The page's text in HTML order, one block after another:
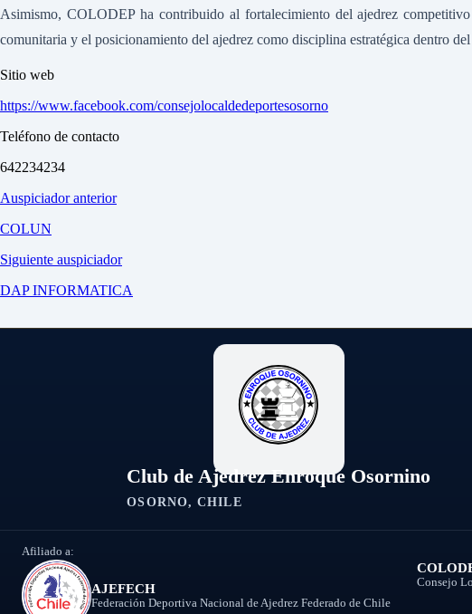
Asimismo, COLODEP ha contribuido al fortalecimiento del ajedrez
comunitaria y el posicionamiento del ajedrez como disciplina estratégica dentro
Sitio web
https://www.facebook.com/consejolocaldedeportesosorno
Teléfono de contacto
642234234
Auspiciador anterior
COLUN
Siguiente auspiciador
DAP INFORMATICA
Club de Ajedrez Enroque Osornino
OSORNO, CHILE
Afiliado a:
AJEFECH
Federación Deportiva Nacional de Ajedrez Federado de Chile
Consejo